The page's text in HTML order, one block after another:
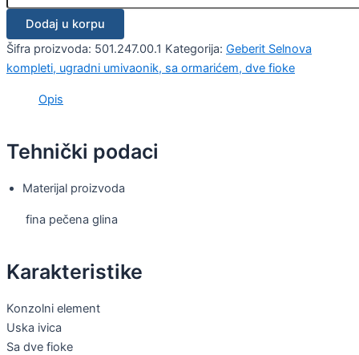
Dodaj u korpu
Šifra proizvoda: 501.247.00.1 Kategorija: Geberit Selnova
kompleti, ugradni umivaonik, sa ormarićem, dve fioke
Opis
Tehnički podaci
Materijal proizvoda
fina pečena glina
Karakteristike
Konzolni element
Uska ivica
Sa dve fioke